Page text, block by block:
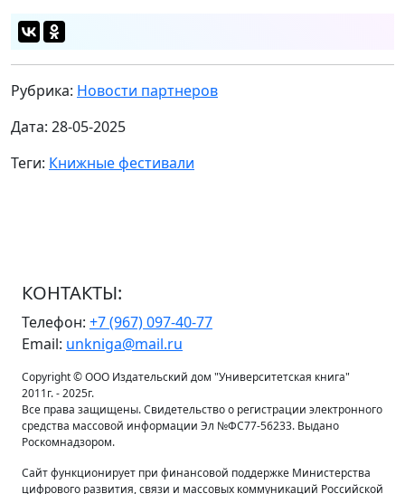
Рубрика: Новости партнеров
Дата: 28-05-2025
Теги: Книжные фестивали
КОНТАКТЫ:
Телефон: +7 (967) 097-40-77
Email: unkniga@mail.ru
Copyright © ООО Издательский дом "Университетская книга"
2011г. - 2025г.
Все права защищены. Свидетельство о регистрации электронного
средства массовой информации Эл №ФС77-56233. Выдано
Роскомнадзором.
Сайт функционирует при финансовой поддержке Министерства
цифрового развития, связи и массовых коммуникаций Российской